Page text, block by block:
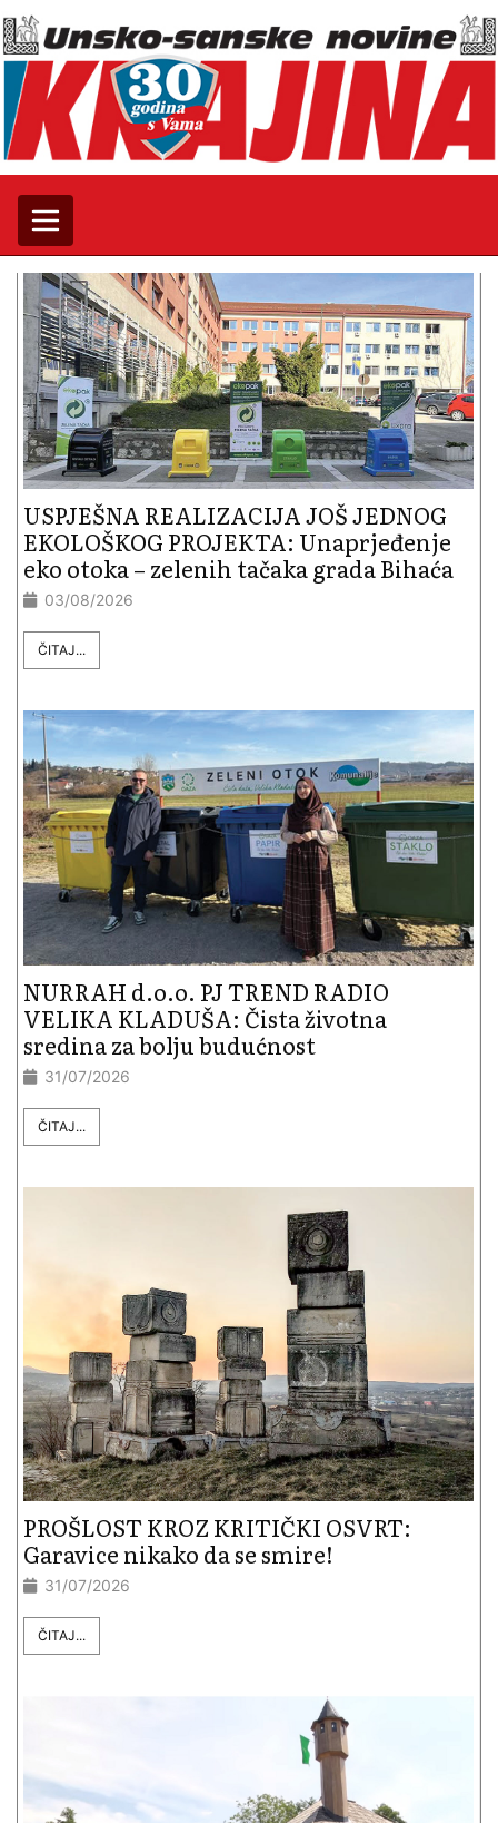
USPJEŠNA REALIZACIJA JOŠ JEDNOG
EKOLOŠKOG PROJEKTA: Unaprjeđenje
eko otoka – zelenih tačaka grada Bihaća
03/08/2026
ČITAJ...
NURRAH d.o.o. PJ TREND RADIO
VELIKA KLADUŠA: Čista životna
sredina za bolju budućnost
31/07/2026
ČITAJ...
PROŠLOST KROZ KRITIČKI OSVRT:
Garavice nikako da se smire!
31/07/2026
ČITAJ...